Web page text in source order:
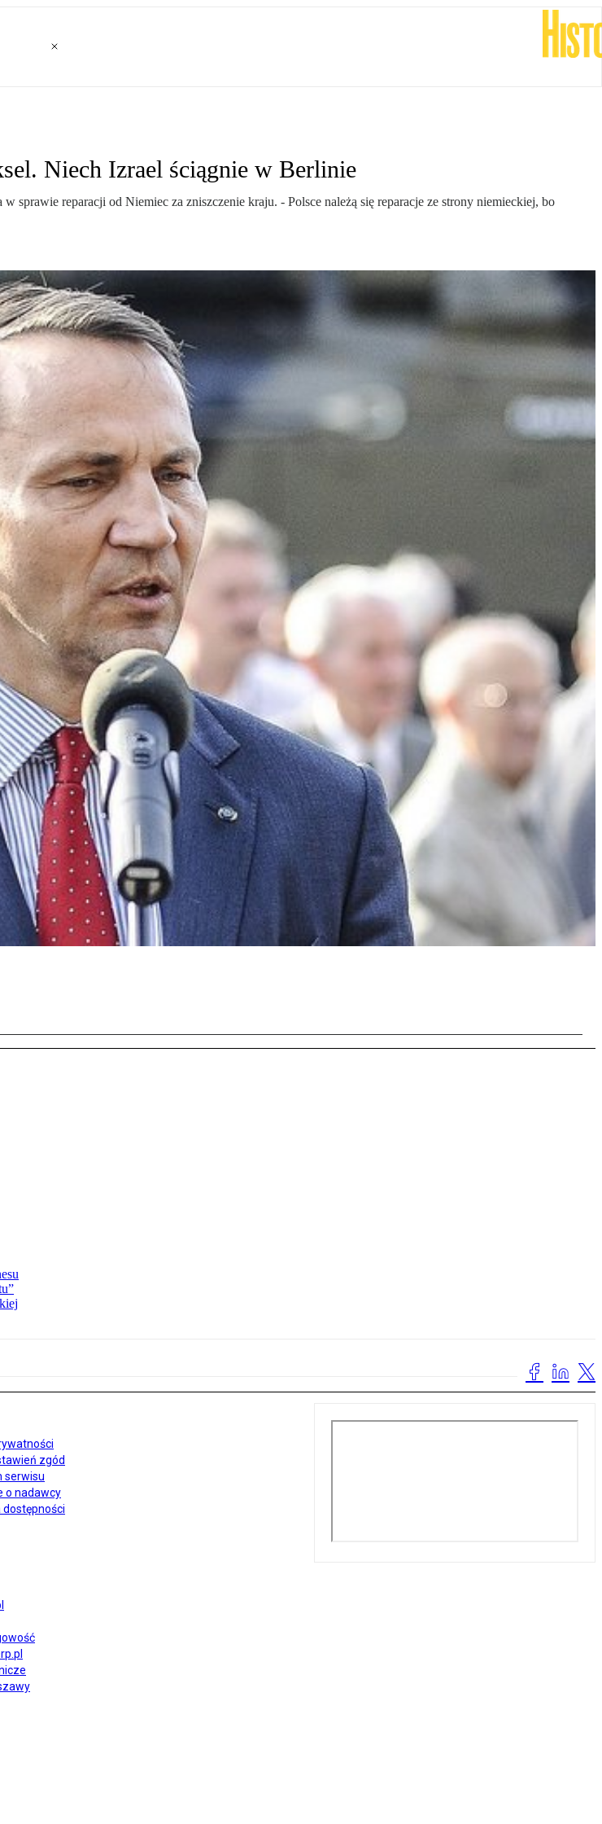
Niech Izrael ściągnie w Berlinie
sprawie reparacji od Niemiec za zniszczenie kraju. - Polsce należą się reparacje ze strony niemieckiej, bo
zgód
serwisu
o nadawcy
dostępności